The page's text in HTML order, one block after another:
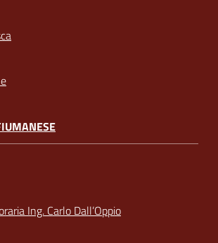
Ing. Carlo Dall’Oppio